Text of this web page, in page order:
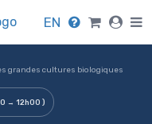
EN
grandes cultures biologiques
→ 12h00 )